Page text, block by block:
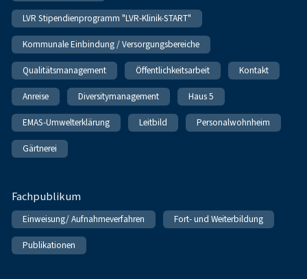
LVR Stipendienprogramm "LVR-Klinik-START"
Kommunale Einbindung / Versorgungsbereiche
Qualitätsmanagement Öffentlichkeitsarbeit Kontakt
Anreise Diversitymanagement Haus 5
EMAS-Umwelterklärung Leitbild Personalwohnheim
Gärtnerei
Fachpublikum
Einweisung/ Aufnahmeverfahren Fort- und Weiterbildung
Publikationen